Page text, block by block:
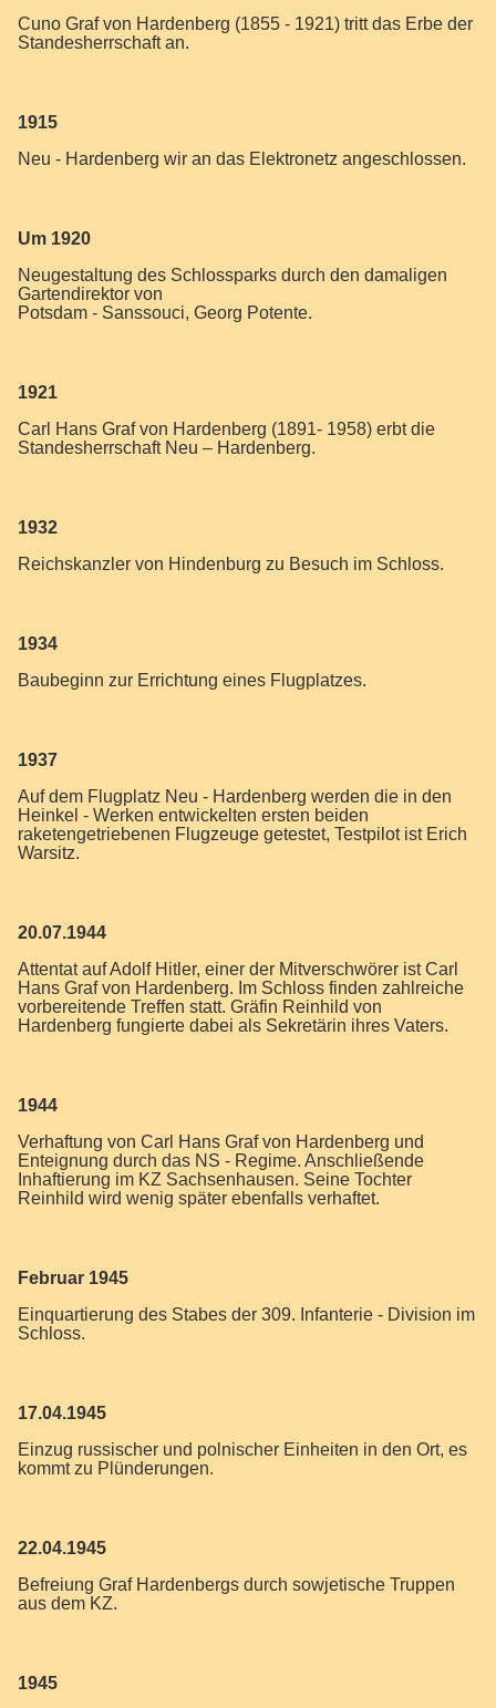
Cuno Graf von Hardenberg (1855 - 1921) tritt das Erbe der
Standesherrschaft an.
1915
Neu - Hardenberg wir an das Elektronetz angeschlossen.
Um 1920
Neugestaltung des Schlossparks durch den damaligen
Gartendirektor von
Potsdam - Sanssouci, Georg Potente.
1921
Carl Hans Graf von Hardenberg (1891- 1958) erbt die
Standesherrschaft Neu – Hardenberg.
1932
Reichskanzler von Hindenburg zu Besuch im Schloss.
1934
Baubeginn zur Errichtung eines Flugplatzes.
1937
Auf dem Flugplatz Neu - Hardenberg werden die in den
Heinkel - Werken entwickelten ersten beiden
raketengetriebenen Flugzeuge getestet, Testpilot ist Erich
Warsitz.
20.07.1944
Attentat auf Adolf Hitler, einer der Mitverschwörer ist Carl
Hans Graf von Hardenberg. Im Schloss finden zahlreiche
vorbereitende Treffen statt. Gräfin Reinhild von
Hardenberg fungierte dabei als Sekretärin ihres Vaters.
1944
Verhaftung von Carl Hans Graf von Hardenberg und
Enteignung durch das NS - Regime. Anschließende
Inhaftierung im KZ Sachsenhausen. Seine Tochter
Reinhild wird wenig später ebenfalls verhaftet.
Februar 1945
Einquartierung des Stabes der 309. Infanterie - Division im
Schloss.
17.04.1945
Einzug russischer und polnischer Einheiten in den Ort, es
kommt zu Plünderungen.
22.04.1945
Befreiung Graf Hardenbergs durch sowjetische Truppen
aus dem KZ.
1945